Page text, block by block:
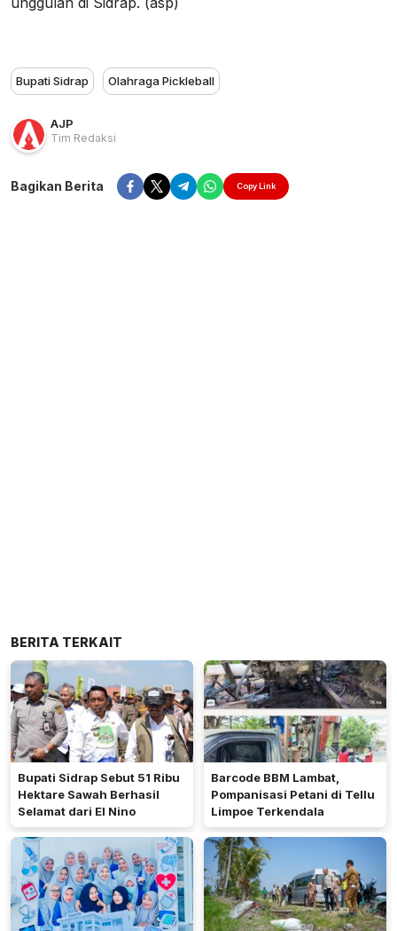
Bupati Sidrap Olahraga Pickleball
AJP
Tim Redaksi
Bagikan Berita Copy Link
BERITA TERKAIT
Bupati Sidrap Sebut 51 Ribu
Hektare Sawah Berhasil
Selamat dari El Nino
Barcode BBM Lambat,
Pompanisasi Petani di Tellu
Limpoe Terkendala